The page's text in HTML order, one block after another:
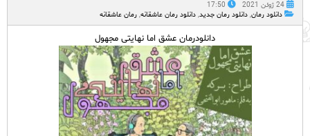
24 ژوئن 2021
17:50
دانلود رمان, دانلود رمان جدید, دانلود رمان عاشقانه, رمان عاشقانه
دانلودرمان عشق اما نهایتی مجهول